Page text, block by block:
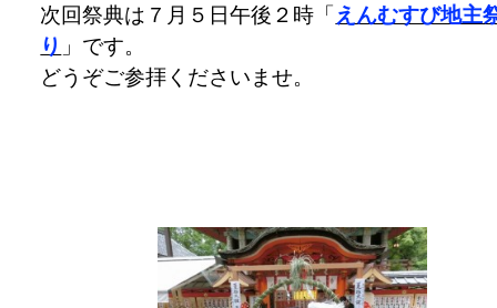
次回祭典は７月５日午後２時「 えんむすび地主
り 」です。
どうぞご参拝くださいませ。